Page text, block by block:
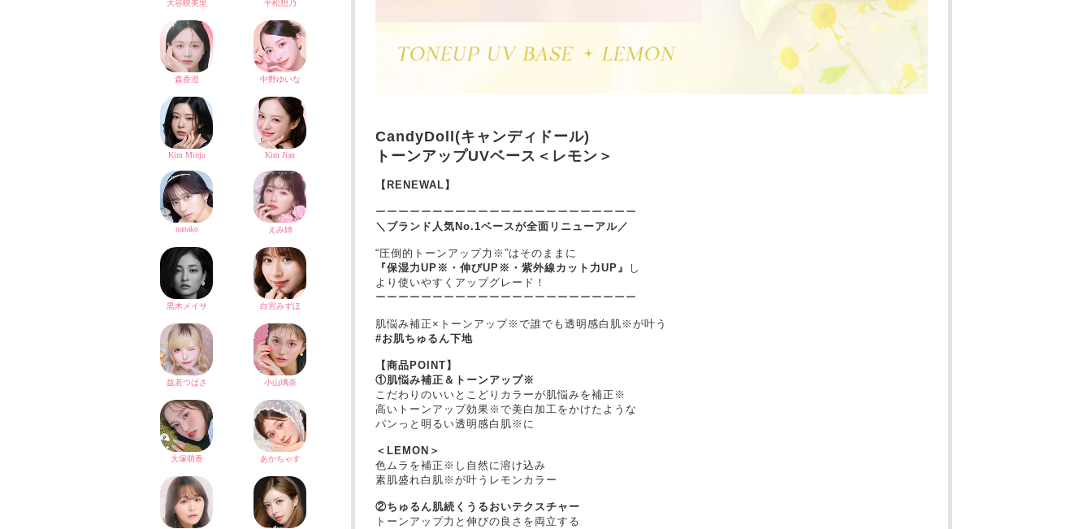
CandyDoll(キャンディドール)
トーンアップUVベース＜レモン＞
【RENEWAL】
ーーーーーーーーーーーーーーーーーーーーーーー
＼ブランド人気No.1ベースが全面リニューアル／
“圧倒的トーンアップ力※”はそのままに
『保湿力UP※・伸びUP※・紫外線カット力UP』
し
より使いやすくアップグレード！
ーーーーーーーーーーーーーーーーーーーーーーー
肌悩み補正×トーンアップ※で誰でも透明感白肌※が叶う
#お肌ちゅるん下地
【商品POINT】
①肌悩み補正＆トーンアップ※
こだわりのいいとこどりカラーが肌悩みを補正※
高いトーンアップ効果※で美白加工をかけたような
パンっと明るい透明感白肌※に
＜LEMON＞
色ムラを補正※し自然に溶け込み
素肌盛れ白肌※が叶うレモンカラー
②ちゅるん肌続くうるおいテクスチャー
トーンアップ力と伸びの良さを両立する